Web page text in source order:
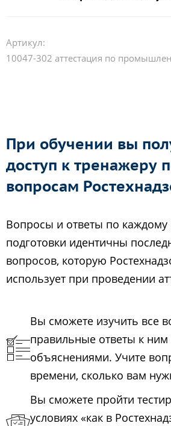
Артикул:
10047-302 аттестация по
При обучении вы
доступ к тренажеру
вопросам
Вопросы и ответы по
подготовки идентичны
вопросов, которую
использует при проведении
Вы сможете изучить все
правильные ответы к ним
объяснениями. Учите
времени, сколько вам
Вы сможете пройти
условиях «как в